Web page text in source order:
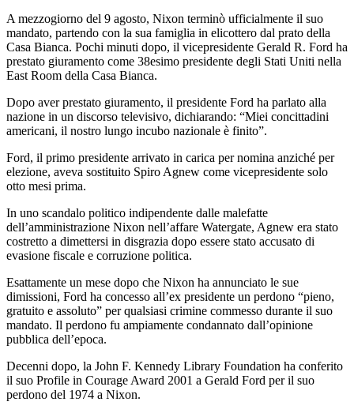
A mezzogiorno del 9 agosto, Nixon terminò ufficialmente il suo
mandato, partendo con la sua famiglia in elicottero dal prato della
Casa Bianca. Pochi minuti dopo, il vicepresidente Gerald R. Ford ha
prestato giuramento come 38esimo presidente degli Stati Uniti nella
East Room della Casa Bianca.
Dopo aver prestato giuramento, il presidente Ford ha parlato alla
nazione in un discorso televisivo, dichiarando: “Miei concittadini
americani, il nostro lungo incubo nazionale è finito”.
Ford, il primo presidente arrivato in carica per nomina anziché per
elezione, aveva sostituito Spiro Agnew come vicepresidente solo
otto mesi prima.
In uno scandalo politico indipendente dalle malefatte
dell’amministrazione Nixon nell’affare Watergate, Agnew era stato
costretto a dimettersi in disgrazia dopo essere stato accusato di
evasione fiscale e corruzione politica.
Esattamente un mese dopo che Nixon ha annunciato le sue
dimissioni, Ford ha concesso all’ex presidente un perdono “pieno,
gratuito e assoluto” per qualsiasi crimine commesso durante il suo
mandato. Il perdono fu ampiamente condannato dall’opinione
pubblica dell’epoca.
Decenni dopo, la John F. Kennedy Library Foundation ha conferito
il suo Profile in Courage Award 2001 a Gerald Ford per il suo
perdono del 1974 a Nixon.